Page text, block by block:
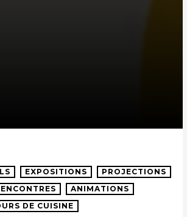
EXPOSITIONS
PROJECTIONS
ANIMATIONS
DE CUISINE